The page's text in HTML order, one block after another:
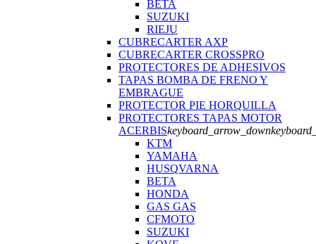
BETA
SUZUKI
RIEJU
CUBRECARTER AXP
CUBRECARTER CROSSPRO
PROTECTORES DE ADHESIVOS
TAPAS BOMBA DE FRENO Y
EMBRAGUE
PROTECTOR PIE HORQUILLA
PROTECTORES TAPAS MOTOR
ACERBISkeyboard_arrow_down
KTM
YAMAHA
HUSQVARNA
BETA
HONDA
GAS GAS
CFMOTO
SUZUKI